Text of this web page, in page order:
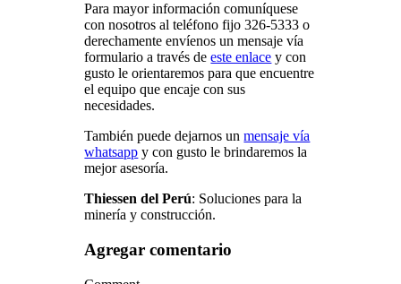
Para mayor información comuníquese
con nosotros al teléfono fijo 326-5333 o
derechamente envíenos un mensaje vía
formulario a través deeste enlace y con
gusto le orientaremos para que encuentre
el equipo que encaje con sus
necesidades.
También puede dejarnos unmensaje vía
whatsapp y con gusto le brindaremos la
mejor asesoría.
Thiessen del Perú: Soluciones para la
minería y construcción.
Agregar comentario